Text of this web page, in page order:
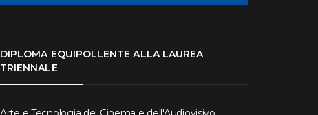
DIPLOMA EQUIPOLLENTE ALLA LAUREA
TRIENNALE